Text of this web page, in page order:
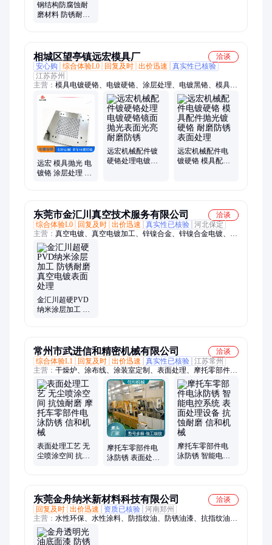
钢结构防腐蚀耐
磨材料 防锈耐冲
相城区望亭镇远宏模具厂
洽谈
安心购
综合体验L0 回复及时 出价迅速
真实性已核验
江苏苏州
主营： 模具电镀硬铬、电镀硬铬、涂层处理、电镀黑铬、模具抛
光、模具镜面抛光、模具镀铬、模具TD处理、模具PVD涂层、
模具DLC涂层、硬铬电镀、模具抛光电镀、喷砂电镀、电镀装饰
铬、塑胶电镀、TD处理、电镀镍磷合金、五金件电镀、机械配
件电镀、五金电镀黑铬、电镀化学镍、超声波抛光、电镀加工
远宏 模具抛光 电
镀铬 涂层处理 表
远宏机械配件镀
硬铬处理电镀硬
远宏机械配件电
镀硬铬 模具配件
东莞市金汇川真空技术服务有限公司
洽谈
综合体验L0
回复及时 出价迅速 真实性已核验 河北保定
主营： 真空电镀、真空电镀加工、锌镍合金、锌镍合金电镀、锌
镍合金加工
金汇川超硬PVD
纳米涂层加工 防
常州市武进信和精密机械有限公司
洽谈
综合体验L1
回复及时 出价迅速 真实性已核验 江苏常州
主营： 干燥炉、涂布线、涂装室定制、表面处理、摩托零部件产
线、精密焊接组件、电控系统设计、滚筒输送设备、粉末涂装产
线、前处理
表面处理工艺 无
尘喷涂空间 抗蚀
摩托车零部件电
泳防锈 表面处理
摩托车零部件电
泳防锈 智能电控
东莞金舟纳米新材料科技有限公司
洽谈
回复及时 出价迅速 资质已核验 河南郑州
主营： 水性环保、水性涂料、防指纹油、防锈油漆、抗指纹油、
透明光油、金属电镀af、不锈钢金属、剂耐久疏水、防水防油
污、水性防涂鸦、纳米防指纹、耐盐雾厨卫、金属指纹油、指纹